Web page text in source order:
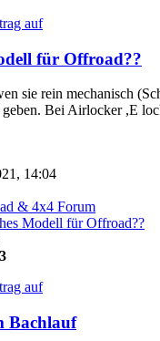
auf
für Offroad??
sie rein mechanisch
geben. Bei Airlocker ,E
14:04
& 4x4 Forum
Modell für Offroad??
auf
Bachlauf